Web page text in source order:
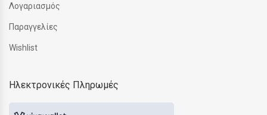
Λογαριασμός
Παραγγελίες
Wishlist
Ηλεκτρονικές Πληρωμές